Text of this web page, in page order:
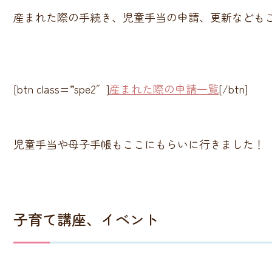
産まれた際の手続き、児童手当の申請、更新なども
[btn class=”spe2″]産まれた際の申請一覧[/btn]
児童手当や母子手帳もここにもらいに行きました！
子育て講座、イベント